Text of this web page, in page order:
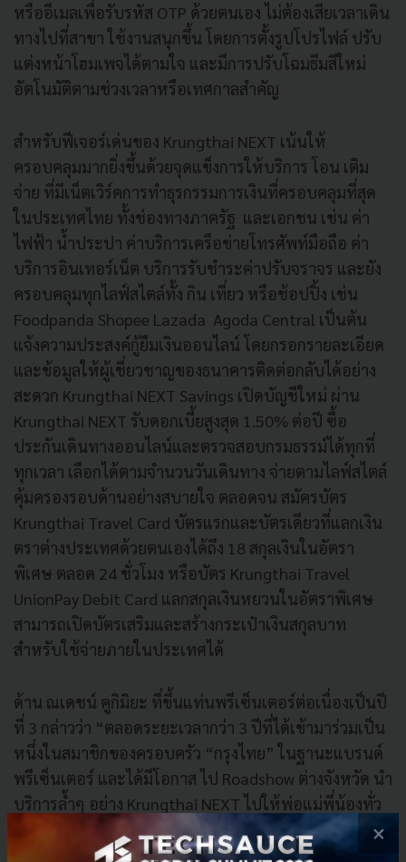
หรืออีเมลเพื่อรับรหัส OTP ด้วยตนเอง ไม่ต้องเสียเวลาเดิน
ทางไปที่สาขา ใช้งานสนุกขึ้น โดยการตั้งรูปโปรไฟล์ ปรับ
แต่งหน้าโฮมเพจได้ตามใจ และมีการปรับโฉมธีมสีใหม่
อัตโนมัติตามช่วงเวลาหรือเทศกาลสำคัญ
สำหรับฟีเจอร์เด่นของ Krungthai NEXT เน้นให้
ครอบคลุมมากยิ่งขึ้นด้วยจุดแข็งการให้บริการ โอน เติม
จ่าย ที่มีเน็ตเวิร์คการทำธุรกรรมการเงินที่ครอบคลุมที่สุด
ในประเทศไทย ทั้งช่องทางภาครัฐ และเอกชน เช่น ค่า
ไฟฟ้า น้ำประปา ค่าบริการเครือข่ายโทรศัพท์มือถือ ค่า
บริการอินเทอร์เน็ต บริการรับชำระค่าปรับจราจร และยัง
ครอบคลุมทุกไลฟ์สไตล์ทั้ง กิน เที่ยว หรือช้อปปิ้ง เช่น
Foodpanda Shopee Lazada Agoda Central เป็นต้น
แจ้งความประสงค์กู้ยืมเงินออนไลน์ โดยกรอกรายละเอียด
และข้อมูลให้ผู้เชี่ยวชาญของธนาคารติดต่อกลับได้อย่าง
สะดวก Krungthai NEXT Savings เปิดบัญชีใหม่ ผ่าน
Krungthai NEXT รับดอกเบี้ยสูงสุด 1.50% ต่อปี ซื้อ
ประกันเดินทางออนไลน์และตรวจสอบกรมธรรม์ได้ทุกที่
ทุกเวลา เลือกได้ตามจำนวนวันเดินทาง จ่ายตามไลฟ์สไตล์
คุ้มครองรอบด้านอย่างสบายใจ ตลอดจน สมัครบัตร
Krungthai Travel Card บัตรแรกและบัตรเดียวที่แลกเงิน
ตราต่างประเทศด้วยตนเองได้ถึง 18 สกุลเงินในอัตรา
พิเศษ ตลอด 24 ชั่วโมง หรือบัตร Krungthai Travel
UnionPay Debit Card แลกสกุลเงินหยวนในอัตราพิเศษ
สามารถเปิดบัตรเสริมและสร้างกระเป๋าเงินสกุลบาท
สำหรับใช้จ่ายภายในประเทศได้
ด้าน ณเดชน์ คูกิมิยะ ที่ขึ้นแท่นพรีเซ็นเตอร์ต่อเนื่องเป็นปี
ที่ 3 กล่าวว่า “ตลอดระยะเวลากว่า 3 ปีที่ได้เข้ามาร่วมเป็น
หนึ่งในสมาชิกของครอบครัว “กรุงไทย” ในฐานะแบรนด์
พรีเซ็นเตอร์ และได้มีโอกาส ไป Roadshow ต่างจังหวัด นำ
บริการล้ำๆ อย่าง Krungthai NEXT ไปให้พ่อแม่พี่น้องทั่ว
ประเทศได้เข้าถึงบริการทางการเงินอย่างทั่วถึง ซึ่งเห็นได้
เลยว่า Krungthai NEXT ได้รับการตอบรับจากประชาชน
×